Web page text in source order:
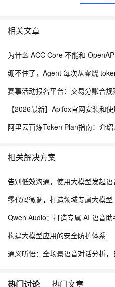
相关文章
为什么 ACC Core 不能和
【2026最新】Apifox官网安装和
相关解决方案
告别低效沟通，使用大模型发起语
零代码微调，打造领域专属大模型
Qwen Audio：打造专属 AI 语音助
构建大模型应用的安全防护体系
通义听悟：全场景语音对话分析
热门讨论 热门文章